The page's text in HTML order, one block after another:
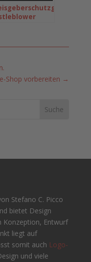
Shop vorbereiten →
Stefano C. Picco
bietet Design
Konzeption, Entwurf
liegt auf
somit auch Logo-
und viele